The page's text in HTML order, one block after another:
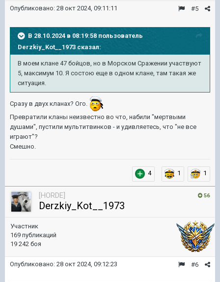
#5
Опубликовано: 28 окт 2024, 09:11:11
В 28.10.2024 в 08:19:58 пользователь
Derzkiy_Kot__1973сказал:
В моем клане 47 бойцов, но в Морском Сражении участвуют
5, максимум 10. Я состою еще в одном клане, там такая же
ситуация.
Сразу в двух кланах? Ого.
Превратили кланы неизвестно во что, набили "мертвыми
душами", пустили мультитвинков - и удивляетесь, что "не все
играют"?
Смешно.
4 1 1
56
[HORDE]
Derzkiy_Kot__1973
Участник
169 публикаций
19 242 боя
#6
Опубликовано: 28 окт 2024, 09:12:23